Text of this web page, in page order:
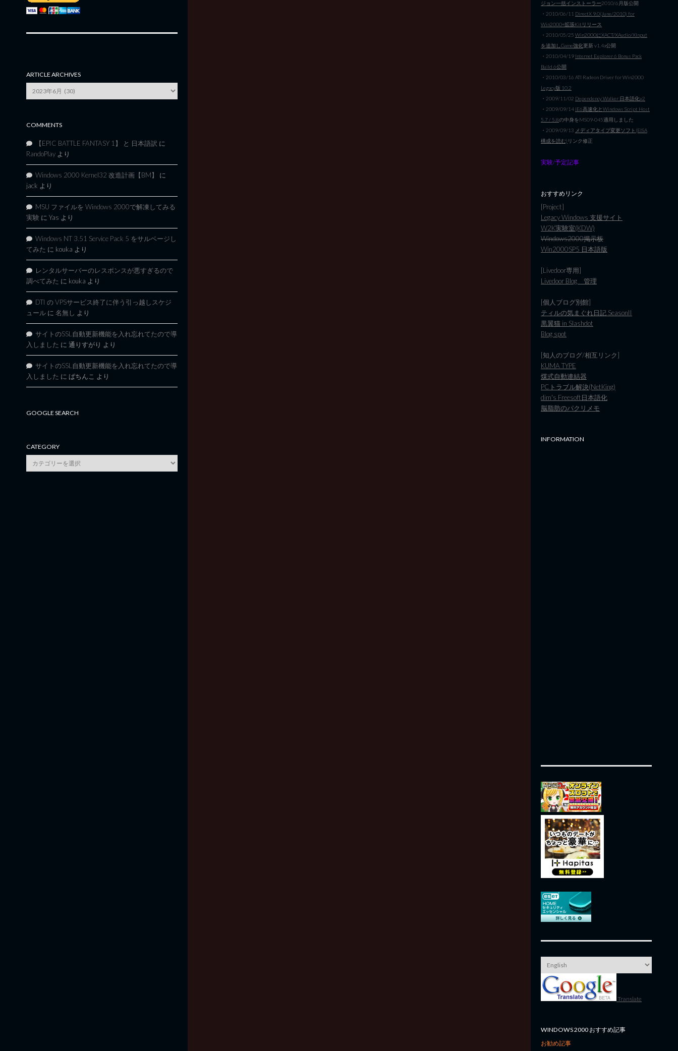
ARTICLE ARCHIVES
Archives
COMMENTS
【EPIC BATTLE FANTASY 1】 と 日本語訳 に
RandoPlay より
Windows 2000 Kernel32 改造計画【BM】
に
jack より
MSU ファイルを Windows 2000で解凍してみる
実験 に Yas より
Windows NT 3.51 Service Pack 5 をサルベージし
てみた に kouka より
レンタルサーバーのレスポンスが悪すぎるので
調べてみた に kouka より
DTI の VPSサービス終了に伴う引っ越しスケジ
ュール に 名無し より
サイトのSSL自動更新機能を入れ忘れてたので導
入しました に 通りすがり より
サイトのSSL自動更新機能を入れ忘れてたので導
入しました に ぱちんこ より
GOOGLE SEARCH
CATEGORY
category
ジョン一括インストーラー2010/6月版公開
・2010/06/11 DirectX 9.0(June/2010) for
Win2000+拡張Kitリリース
・2010/05/25 Win2000にXACT/XAudio/XInput
を追加しGame強化更新 v1.4a公開
・2010/04/19 Internet Explorer 6 Bonus Pack
Build 6公開
・2010/03/16 ATI Radeon Driver for Win2000
Legacy版 10.2
・2009/11/02 Dependency Walker 日本語化v2
・2009/09/14 IE6高速化とWindows Script Host
5.7 / 5.8の中身をMS09-045適用しました
・2009/09/13 メディアタイプ変更ソフト(EISA
構成を読む) リンク修正
実験/予定記事
おすすめリンク
[Project]
Legacy Windows 支援サイト
W2K実験室(KDW)
Windows2000掲示板
Win2000SP5 日本語版
[Livedoor専用]
Livedoor Blog 管理
[個人ブログ別館]
ティルの気まぐれ日記 SeasonII
黒翼猫 in Slashdot
Blog spot
[知人のブログ/相互リンク]
KUMA TYPE
煤式自動連結器
PCトラブル解決(NetKing)
dim's Freesoft日本語化
脳脂肪のパクリメモ
INFORMATION
Translate
WINDOWS 2000 おすすめ記事
お勧め記事